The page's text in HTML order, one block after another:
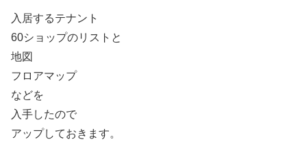
入居するテナント
60ショップのリストと
地図
フロアマップ
などを
入手したので
アップしておきます。